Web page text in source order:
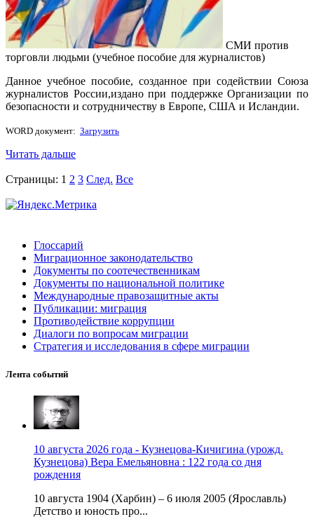
СМИ против
торговли людьми (учебное пособие для журналистов)
Данное учебное пособие, созданное при содействии Союза
журналистов России,издано при поддержке Организации по
безопасности и сотрудничеству в Европе, США и Исландии.
WORD документ: Загрузить
Читать дальше
Страницы: 1 2 3 След. Все
Глоссарий
Миграционное законодательство
Документы по соотечественникам
Документы по национальной политике
Международные правозащитные акты
Публикации: миграция
Противодействие коррупции
Диалоги по вопросам миграции
Стратегия и исследования в сфере миграции
Лента событий
10 августа 2026 года - Кузнецова-Кичигина (урожд.
Кузнецова) Вера Емельяновна : 122 года со дня
рождения
10 августа 1904 (Харбин) – 6 июля 2005 (Ярославль)
Детство и юность про...